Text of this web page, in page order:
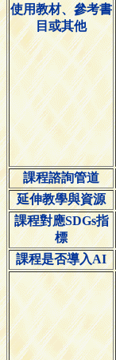
使用教材、參考書
目或其他
課程諮詢管道
延伸教學與資源
課程對應SDGs指
標
課程是否導入AI